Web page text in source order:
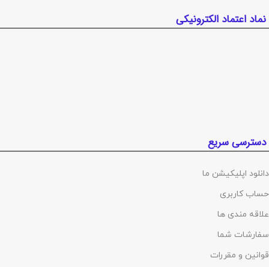
نماد اعتماد الکترونیکی
دسترسی سریع
دانلود اپلیکیشن ما
حساب کاربری
علاقه مندی ها
سفارشات شما
قوانین و مقررات